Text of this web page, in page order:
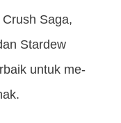
Saga,
Stardew
untuk me-